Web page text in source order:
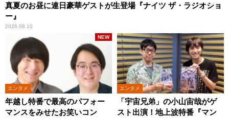
真夏のお昼に連日豪華ゲストが生登場『ナイツ ザ・ラジオショ
ー』
2026.08.10
エンタメ
年越し特番で最高のパフォー
マンスをみせたお笑いコン
NEW
エンタメ
「宇宙兄弟」の小山宙哉がゲ
スト出演！地上波特番『マン